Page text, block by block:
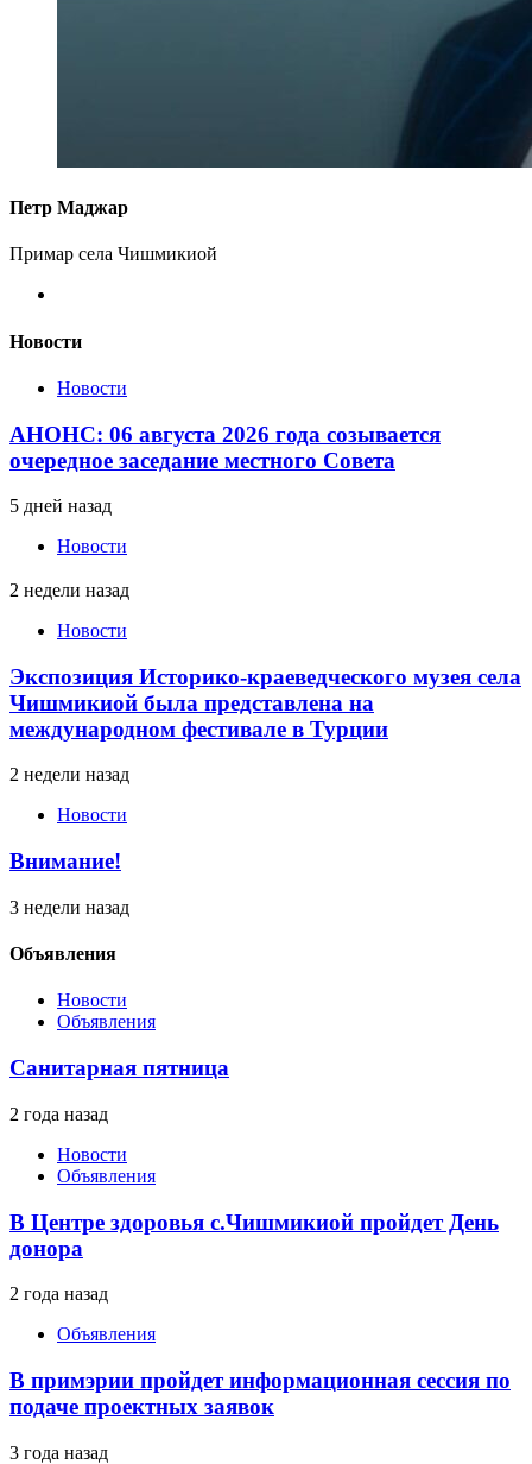
Петр Маджар
Примар села Чишмикиой
Новости
Новости
АНОНС: 06 августа 2026 года созывается
очередное заседание местного Совета
5 дней назад
Новости
2 недели назад
Новости
Экспозиция Историко-краеведческого музея села
Чишмикиой была представлена на
международном фестивале в Турции
2 недели назад
Новости
Внимание!
3 недели назад
Объявления
Новости
Объявления
Санитарная пятница
2 года назад
Новости
Объявления
В Центре здоровья с.Чишмикиой пройдет День
донора
2 года назад
Объявления
В примэрии пройдет информационная сессия по
подаче проектных заявок
3 года назад